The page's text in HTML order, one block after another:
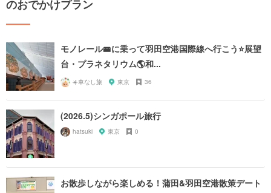
のおでかけプラン
モノレール🚝に乗って羽田空港国際線へ行こう⭐️展望
台・プラネタリウム🌎和...
☀️車なし旅 東京 36
(2026.5)シンガポール旅行
hatsuki 東京 0
お散歩しながら楽しめる！蒲田&羽田空港散策デート